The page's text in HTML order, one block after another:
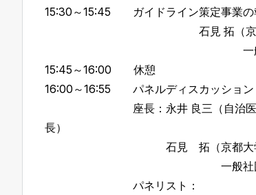
15:30～15:45 ガイドライン策定事業の
石見 拓（京都大学大学院医
一般社団法人PHR普
15:45～16:00 休憩
16:00～16:55 パネルディスカッション
座長：永井 良三（自治医科大学
長）
石見 拓（京都大学大学院医学
一般社団法人PHR普及
パネリスト